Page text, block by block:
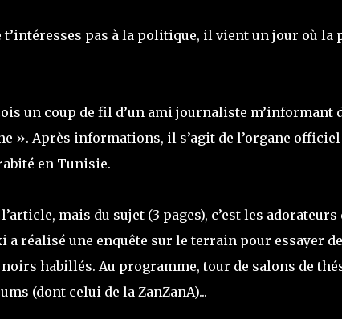
pas à la politique, il vient un jour où la
un coup de fil d’un ami journaliste m’informant
». Après informations, il s’agit de l’organe
en Tunisie.
l’article, mais du sujet (3 pages), c’est les
a réalisé une enquête sur le terrain pour essayer
noirs habillés. Au programme, tour de salons de
(dont celui de la ZanZanA)...